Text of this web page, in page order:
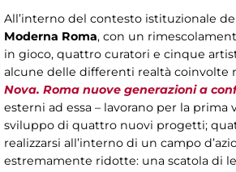
All’interno del contesto istituzionale
Moderna Roma, con un
in gioco, quattro curatori e cinque
alcune delle differenti realtà coinvolte
Nova. Roma nuove generazioni a
esterni ad essa – lavorano per la prima
sviluppo di quattro nuovi progetti;
realizzarsi all’interno di un campo
estremamente ridotte: una scatola di